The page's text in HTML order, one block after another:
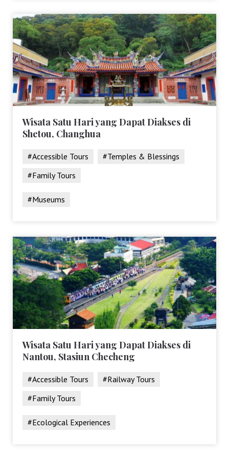
Wisata Satu Hari yang Dapat Diakses di
Shetou, Changhua
#Accessible Tours
#Temples & Blessings
#Family Tours
#Museums
Wisata Satu Hari yang Dapat Diakses di
Nantou, Stasiun Checheng
#Accessible Tours
#Railway Tours
#Family Tours
#Ecological Experiences